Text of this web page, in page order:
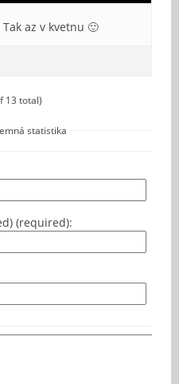
az v kvetnu 🙂
13 total)
statistika
(required):